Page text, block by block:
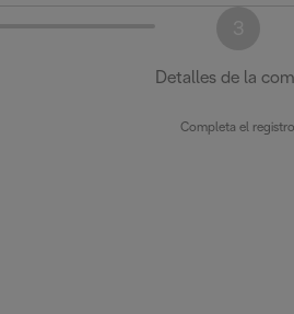
Detalles de la
Completa el registro